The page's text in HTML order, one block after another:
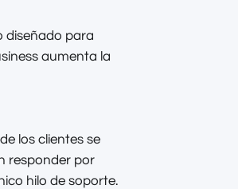
diseñado para
aumenta la
los clientes se
responder por
hilo de soporte.